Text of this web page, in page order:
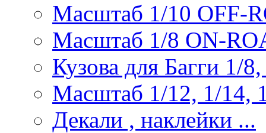
Масштаб 1/10 OFF-
Масштаб 1/8 ON-
Кузова для Багги 1/
Масштаб 1/12, 1/14,
Декали , наклейки ...